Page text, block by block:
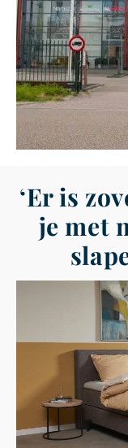
‘Er is
je met